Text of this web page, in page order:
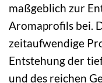
maßgeblich zur
Aromaprofils bei.
zeitaufwendige
Entstehung der
und des reichen